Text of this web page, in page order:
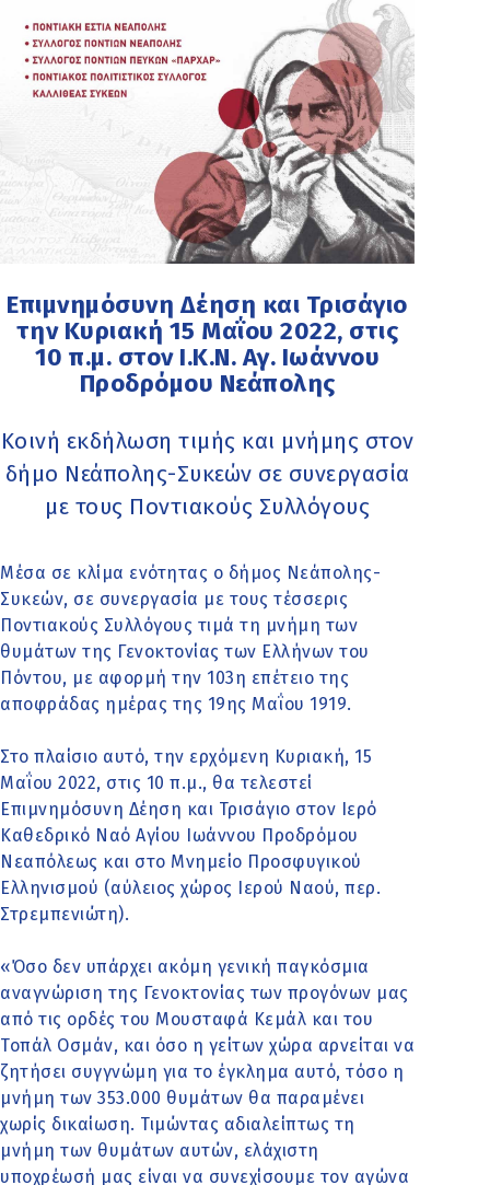
Επιμνημόσυνη Δέηση και Τρισάγιο
την Κυριακή 15 Μαΐου 2022, στις
10 π.μ. στον Ι.Κ.Ν. Αγ. Ιωάννου
Προδρόμου Νεάπολης
Κοινή εκδήλωση τιμής και μνήμης στον
δήμο Νεάπολης-Συκεών σε συνεργασία
με τους Ποντιακούς Συλλόγους
Μέσα σε κλίμα ενότητας ο δήμος Νεάπολης-
Συκεών, σε συνεργασία με τους τέσσερις
Ποντιακούς Συλλόγους τιμά τη μνήμη των
θυμάτων της Γενοκτονίας των Ελλήνων του
Πόντου, με αφορμή την 103η επέτειο της
αποφράδας ημέρας της 19ης Μαΐου 1919.
Στο πλαίσιο αυτό, την ερχόμενη Κυριακή, 15
Μαΐου 2022, στις 10 π.μ., θα τελεστεί
Επιμνημόσυνη Δέηση και Τρισάγιο στον Ιερό
Καθεδρικό Ναό Αγίου Ιωάννου Προδρόμου
Νεαπόλεως και στο Μνημείο Προσφυγικού
Ελληνισμού (αύλειος χώρος Ιερού Ναού, περ.
Στρεμπενιώτη).
«Όσο δεν υπάρχει ακόμη γενική παγκόσμια
αναγνώριση της Γενοκτονίας των προγόνων μας
από τις ορδές του Μουσταφά Κεμάλ και του
Τοπάλ Οσμάν, και όσο η γείτων χώρα αρνείται να
ζητήσει συγγνώμη για το έγκλημα αυτό, τόσο η
μνήμη των 353.000 θυμάτων θα παραμένει
χωρίς δικαίωση. Τιμώντας αδιαλείπτως τη
μνήμη των θυμάτων αυτών, ελάχιστη
υποχρέωσή μας είναι να συνεχίσουμε τον αγώνα